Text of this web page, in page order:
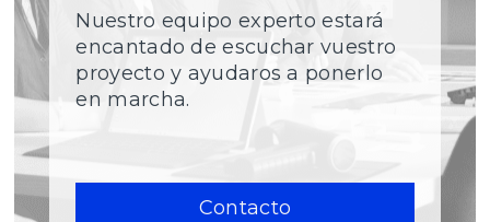
Nuestro equipo experto estará
encantado de escuchar vuestro
proyecto y ayudaros a ponerlo
en marcha.
Contacto